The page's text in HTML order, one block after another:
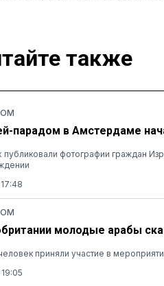
также
парадом в Амстердаме
публиковали фотографии граждан
молодые арабы
приняли участие в